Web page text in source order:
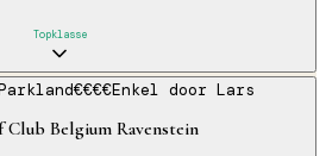
Topklasse
€€€€Enkel door Lars
Club Belgium Ravenstein